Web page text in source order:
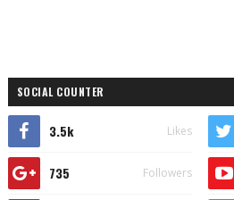
SOCIAL COUNTER
3.5k Likes
735 Followers